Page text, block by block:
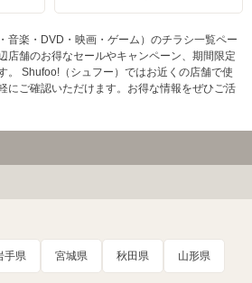
音楽・DVD・映画・ゲーム）のチラシ一覧ペー
店舗のお得なセールやキャンペーン、期間限定
。 Shufoo!（シュフー）ではお近くの店舗で使
にご確認いただけます。お得な情報をぜひご活
手県 宮城県 秋田県 山形県